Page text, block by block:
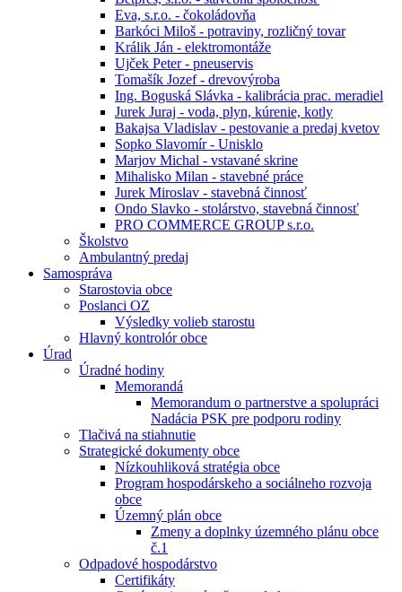
Eva, s.r.o. - čokoládovňa
Barkóci Miloš - potraviny, rozličný tovar
Králik Ján - elektromontáže
Ujček Peter - pneuservis
Tomašík Jozef - drevovýroba
Ing. Boguská Slávka - kalibrácia prac. meradiel
Jurek Juraj - voda, plyn, kúrenie, kotly
Bakajsa Vladislav - pestovanie a predaj kvetov
Sopko Slavomír - Unisklo
Marjov Michal - vstavané skrine
Mihalisko Milan - stavebné práce
Jurek Miroslav - stavebná činnosť
Ondo Slavko - stolárstvo, stavebná činnosť
PRO COMMERCE GROUP s.r.o.
Školstvo
Ambulantný predaj
Samospráva
Starostovia obce
Poslanci OZ
Výsledky volieb starostu
Hlavný kontrolór obce
Úrad
Úradné hodiny
Memorandá
Memorandum o partnerstve a spolupráci
Nadácia PSK pre podporu rodiny
Tlačivá na stiahnutie
Strategické dokumenty obce
Nízkouhliková stratégia obce
Program hospodárskeho a sociálneho rozvoja
obce
Územný plán obce
Zmeny a doplnky územného plánu obce
č.1
Odpadové hospodárstvo
Certifikáty